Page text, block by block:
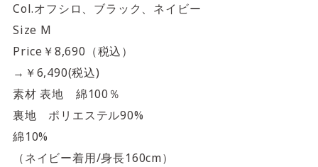
Col.オフシロ、ブラック、ネイビー
Size M
Price￥8,690（税込）
→￥6,490(税込)
素材 表地 綿100％
裏地 ポリエステル90%
綿10%
（ネイビー着用/身長160cm）